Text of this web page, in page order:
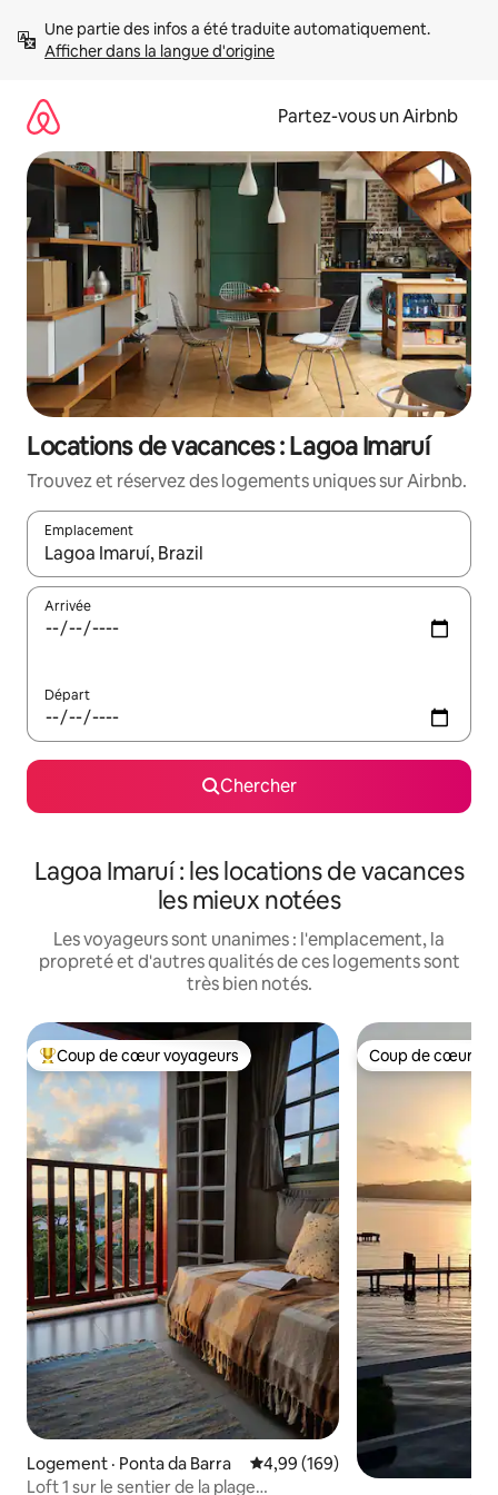
directement
Afficher dans la langue d'origine
Partez-vous un Airbnb
Locations de vacances : Lagoa Imaruí
Trouvez et réservez des logements uniques sur Airbnb.
Emplacement
Quand les résultats sont affichés, parcourez-les en utilisant
Arrivée
Départ
Chercher
Lagoa Imaruí : les locations de vacances
les mieux notées
Les voyageurs sont unanimes : l'emplacement, la
propreté et d'autres qualités de ces logements sont
très bien notés.
Coup de cœur voyageurs parmi les plus aimés
Coup de cœur voyageurs
Logement · Ponta da Barra Note moyenne de 4,99 sur 5,
4,99 (169)
Loft 1 sur le sentier de la plage
Coup de cœur
Coup de cœur